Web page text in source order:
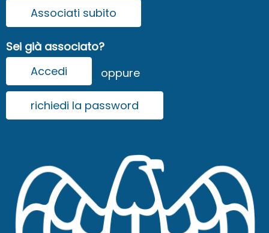
Associati subito
Sei già associato?
Accedi
oppure
richiedi la password